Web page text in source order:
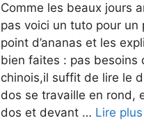
Comme les beaux jours
pas voici un tuto pour un
point d’ananas et les
bien faites : pas besoins
chinois,il suffit de lire le
dos se travaille en rond,
dos et devant … Lire plus